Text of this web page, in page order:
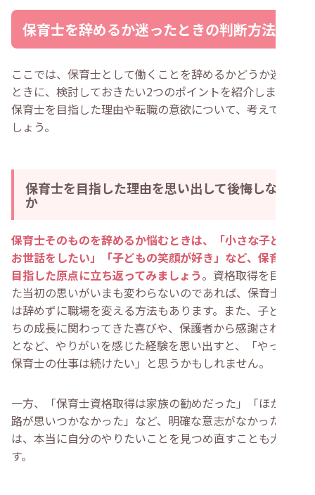
保育士を辞めるか迷ったときの判断方法
ここでは、保育士として働くことを辞めるかどうか迷った
ときに、検討しておきたい2つのポイントを紹介します。
保育士を目指した理由や転職の意欲について、考えてみま
しょう。
保育士を目指した理由を思い出して後悔しない
か
保育士そのものを辞めるか悩むときは、「小さな子どもの
お世話をしたい」「子どもの笑顔が好き」など、保育士を
目指した原点に立ち返ってみましょう。資格取得を目指し
た当初の思いがいまも変わらないのであれば、保育士自体
は辞めずに職場を変える方法もあります。また、子どもた
ちの成長に関わってきた喜びや、保護者から感謝されたこ
となど、やりがいを感じた経験を思い出すと、「やっぱり
保育士の仕事は続けたい」と思うかもしれません。
一方、「保育士資格取得は家族の勧めだった」「ほかに進
路が思いつかなかった」など、明確な意志がなかった場合
は、本当に自分のやりたいことを見つめ直すことも大切で
す。